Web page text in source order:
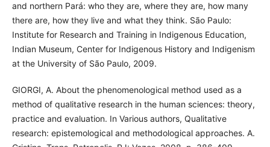
and northern Pará: who they are, where they are, how many
there are, how they live and what they think. São Paulo:
Institute for Research and Training in Indigenous Education,
Indian Museum, Center for Indigenous History and Indigenism
at the University of São Paulo, 2009.
GIORGI, A. About the phenomenological method used as a
method of qualitative research in the human sciences: theory,
practice and evaluation. In Various authors, Qualitative
research: epistemological and methodological approaches. A.